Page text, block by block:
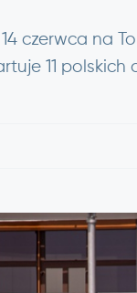
czerwca na
11